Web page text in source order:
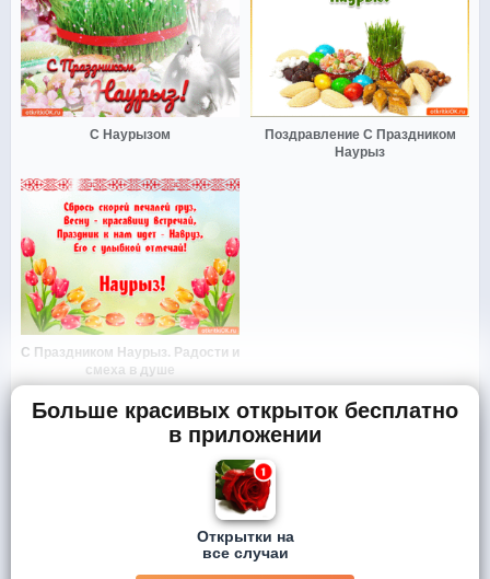
С Наурызом
Поздравление С Праздником
Наурыз
С Праздником Наурыз. Радости и
смеха в душе
Больше красивых открыток бесплатно
в приложении
Открытки на
все случаи